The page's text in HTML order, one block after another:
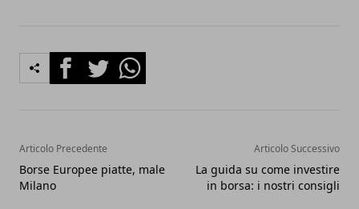
FacebookTwitterWhatsapp
Articolo Precedente
Borse Europee piatte, male
Milano
Articolo Successivo
La guida su come investire
in borsa: i nostri consigli